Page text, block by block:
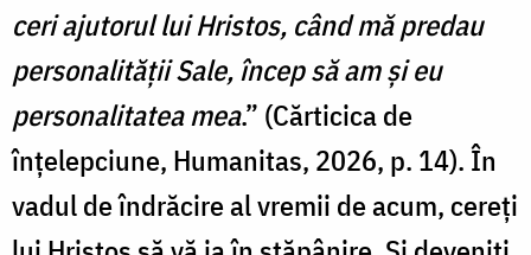
ceri ajutorul lui Hristos, când mă predau
personalității Sale, încep să am și eu
personalitatea mea.” (Cărticica de
înțelepciune, Humanitas, 2026, p. 14). În
vadul de îndrăcire al vremii de acum, cereți